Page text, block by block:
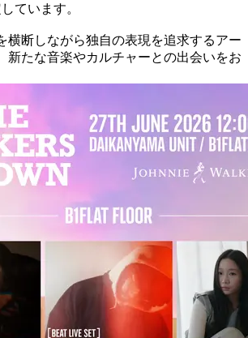
ています。
横断しながら独自の表現を追求するアー
新たな音楽やカルチャーとの出会いをお